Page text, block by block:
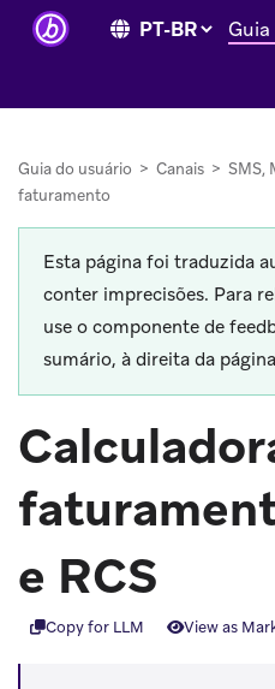
Guia do usuário > Canais > SMS,
faturamento
Esta página foi traduzida
conter imprecisões. Para
use o componente de
sumário, à direita da
e RCS
Copy for LLM View as